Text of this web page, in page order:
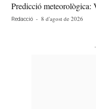
Predicció meteorològica:
Redacció - 8 d'agost de 2026